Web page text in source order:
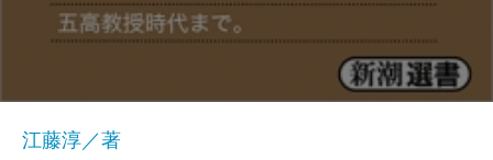
江藤淳／著